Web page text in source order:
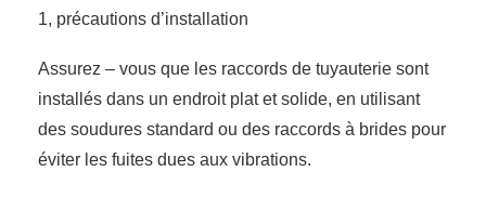
1, précautions d’installation
Assurez – vous que les raccords de tuyauterie sont
installés dans un endroit plat et solide, en utilisant
des soudures standard ou des raccords à brides pour
éviter les fuites dues aux vibrations.